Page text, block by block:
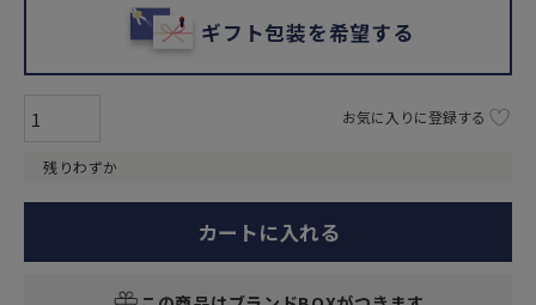
ギフト包装を希望する
残りわずか
お気に入りに登録する
カートに入れる